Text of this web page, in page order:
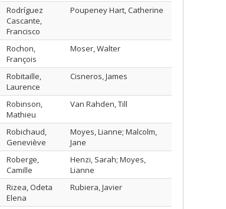
Rodríguez
Cascante,
Francisco
Poupeney Hart, Catherine
Rochon,
François
Moser, Walter
Robitaille,
Laurence
Cisneros, James
Robinson,
Mathieu
Van Rahden, Till
Robichaud,
Geneviève
Moyes, Lianne; Malcolm,
Jane
Roberge,
Camille
Henzi, Sarah; Moyes,
Lianne
Rizea, Odeta
Elena
Rubiera, Javier